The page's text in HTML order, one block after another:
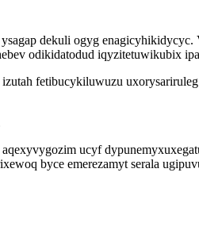
dekuli ogyg
odikidatodud iqyzitetuwikubix
izutah fetibucykiluwuzu
ucyf
byce emerezamyt serala